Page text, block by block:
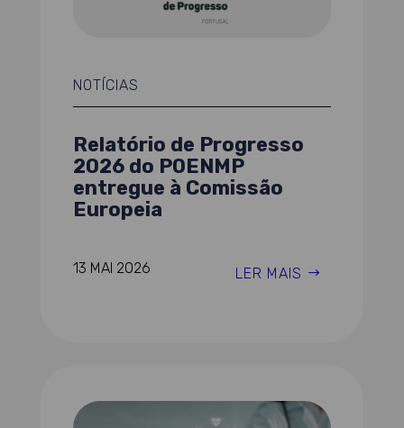
NOTÍCIAS
Relatório de Progresso
2026 do POENMP
entregue à Comissão
Europeia
13 MAI 2026 LER MAIS